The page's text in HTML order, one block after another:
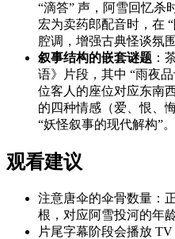
“滴答” 声，阿雪回忆杀
宏为卖药郎配音时，在
腔调，增强古典怪谈氛围
叙事结构的嵌套谜题 ：
语》片段，其中 “雨夜
位客人的座位对应东南
的四种情感（爱、恨、
“妖怪叙事的现代解构”。
观看建议
注意唐伞的伞骨数量：
根，对应阿雪投河的年
片尾字幕阶段会播放